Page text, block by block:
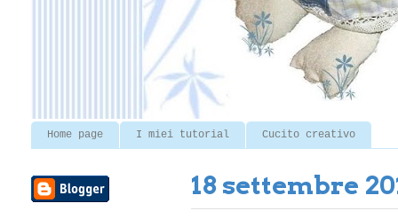
Home page I miei tutorial Cucito creativo
18 settembre